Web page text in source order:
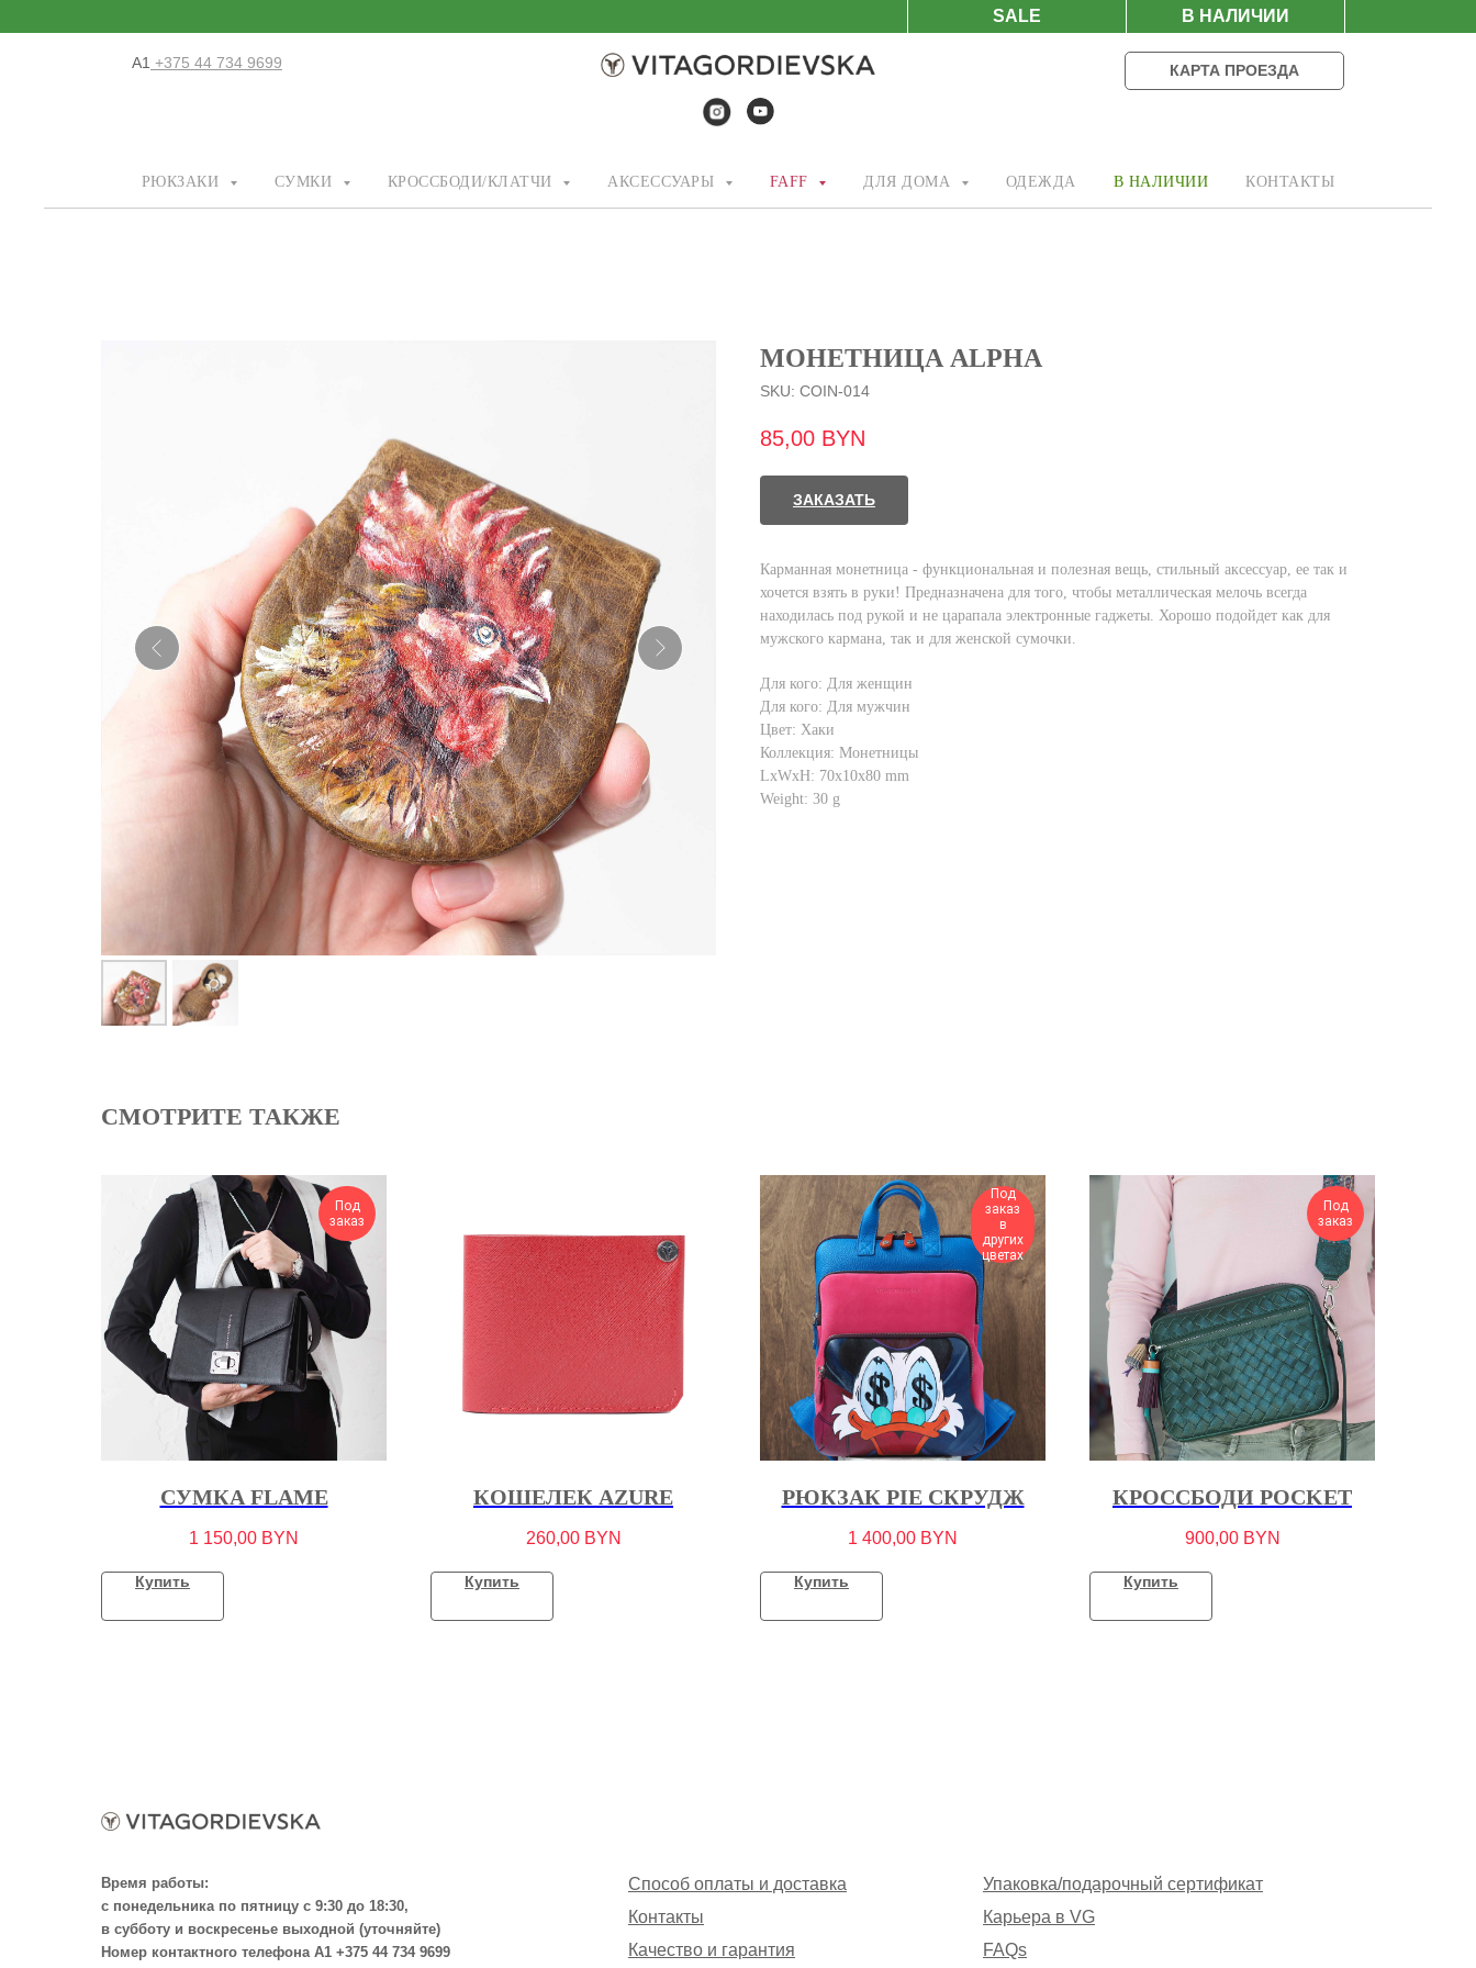
В НАЛИЧИИ
SALE
А1 +375 44 734 9699 КАРТА ПРОЕЗДА
РЮКЗАКИ СУМКИ КРОССБОДИ/КЛАТЧИ АКСЕССУАРЫ FAFF ДЛЯ ДОМА ОДЕЖДА В НАЛИЧИИ КОНТАКТЫ
МОНЕТНИЦА ALPHA
SKU: COIN-014
85,00 BYN
ЗАКАЗАТЬ
Карманная монетница - функциональная и полезная вещь, стильный аксессуар, ее так и
хочется взять в руки! Предназначена для того, чтобы металлическая мелочь всегда
находилась под рукой и не царапала электронные гаджеты. Хорошо подойдет как для
мужского кармана, так и для женской сумочки.
Для кого: Для женщин
Для кого: Для мужчин
Цвет: Хаки
Коллекция: Монетницы
LxWxH: 70x10x80 mm
Weight: 30 g
СМОТРИТЕ ТАКЖЕ
Под
заказ
СУМКА FLAME
1 150,00 BYN
Купить
КОШЕЛЕК AZURE
260,00 BYN
Купить
Под
заказ
в
других
цветах
РЮКЗАК PIE СКРУДЖ
1 400,00 BYN
Купить
Под
заказ
КРОССБОДИ POCKET
900,00 BYN
Купить
Время работы:
с понедельника по пятницу с 9:30 до 18:30,
в субботу и воскресенье выходной (уточняйте)
Номер контактного телефона А1 +375 44 734 9699
Способ оплаты и доставка
Контакты
Упаковка/подарочный сертификат
FAQs
Карьера в VG
Качество и гарантия